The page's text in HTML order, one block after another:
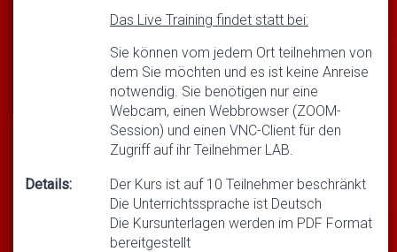
Das Live Training findet statt bei:
Sie können vom jedem Ort teilnehmen von
dem Sie möchten und es ist keine Anreise
notwendig. Sie benötigen nur eine
Webcam, einen Webbrowser (ZOOM-
Session) und einen VNC-Client für den
Zugriff auf ihr Teilnehmer LAB.
Details:
Der Kurs ist auf 10 Teilnehmer beschränkt
Die Unterrichtssprache ist Deutsch
Die Kursunterlagen werden im PDF Format
bereitgestellt